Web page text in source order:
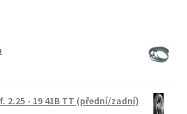
2.25 - 19 41B TT (přední/zadní)